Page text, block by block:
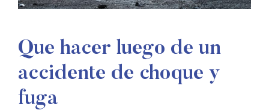
Que hacer luego de un
accidente de choque y
fuga